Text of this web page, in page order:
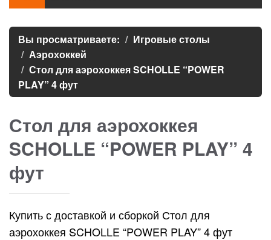
Вы просматриваете:
Игровые столы
Аэрохоккей
Стол для аэрохоккея SCHOLLE “POWER
PLAY” 4 фут
Стол для аэрохоккея
SCHOLLE “POWER PLAY” 4
фут
Купить с доставкой и сборкой Стол для
аэрохоккея SCHOLLE “POWER PLAY” 4 фут